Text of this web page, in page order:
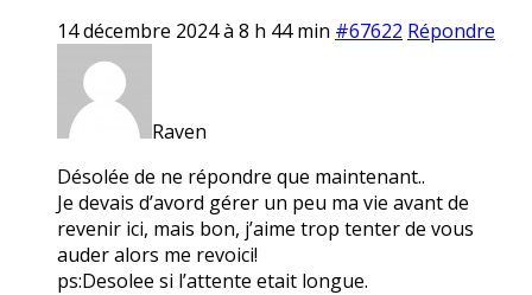
14 décembre 2024 à 8 h 44 min #67622 Répondre
Raven
Désolée de ne répondre que maintenant..
Je devais d’avord gérer un peu ma vie avant de
revenir ici, mais bon, j’aime trop tenter de vous
auder alors me revoici!
ps:Desolee si l’attente etait longue.